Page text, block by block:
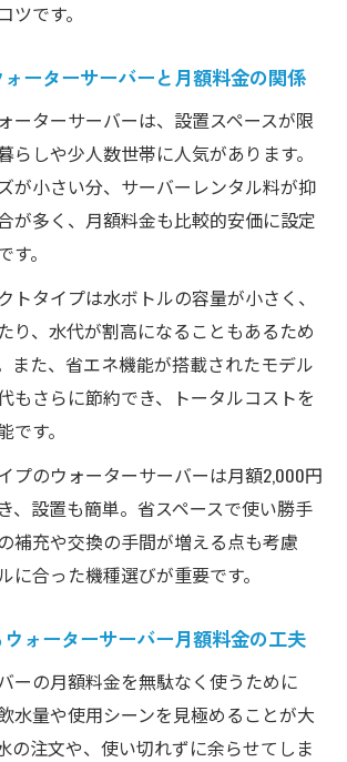
ツです。
ーターサーバーと月額料金の関係
ーターサーバーは、設置スペースが限
らしや少人数世帯に人気があります。
が小さい分、サーバーレンタル料が抑
が多く、月額料金も比較的安価に設定
。
トタイプは水ボトルの容量が小さく、
り、水代が割高になることもあるため
また、省エネ機能が搭載されたモデル
もさらに節約でき、トータルコストを
す。
プのウォーターサーバーは月額2,000円
、設置も簡単。省スペースで使い勝手
補充や交換の手間が増える点も考慮
に合った機種選びが重要です。
ォーターサーバー月額料金の工夫
ーの月額料金を無駄なく使うために
水量や使用シーンを見極めることが大
の注文や、使い切れずに余らせてしま